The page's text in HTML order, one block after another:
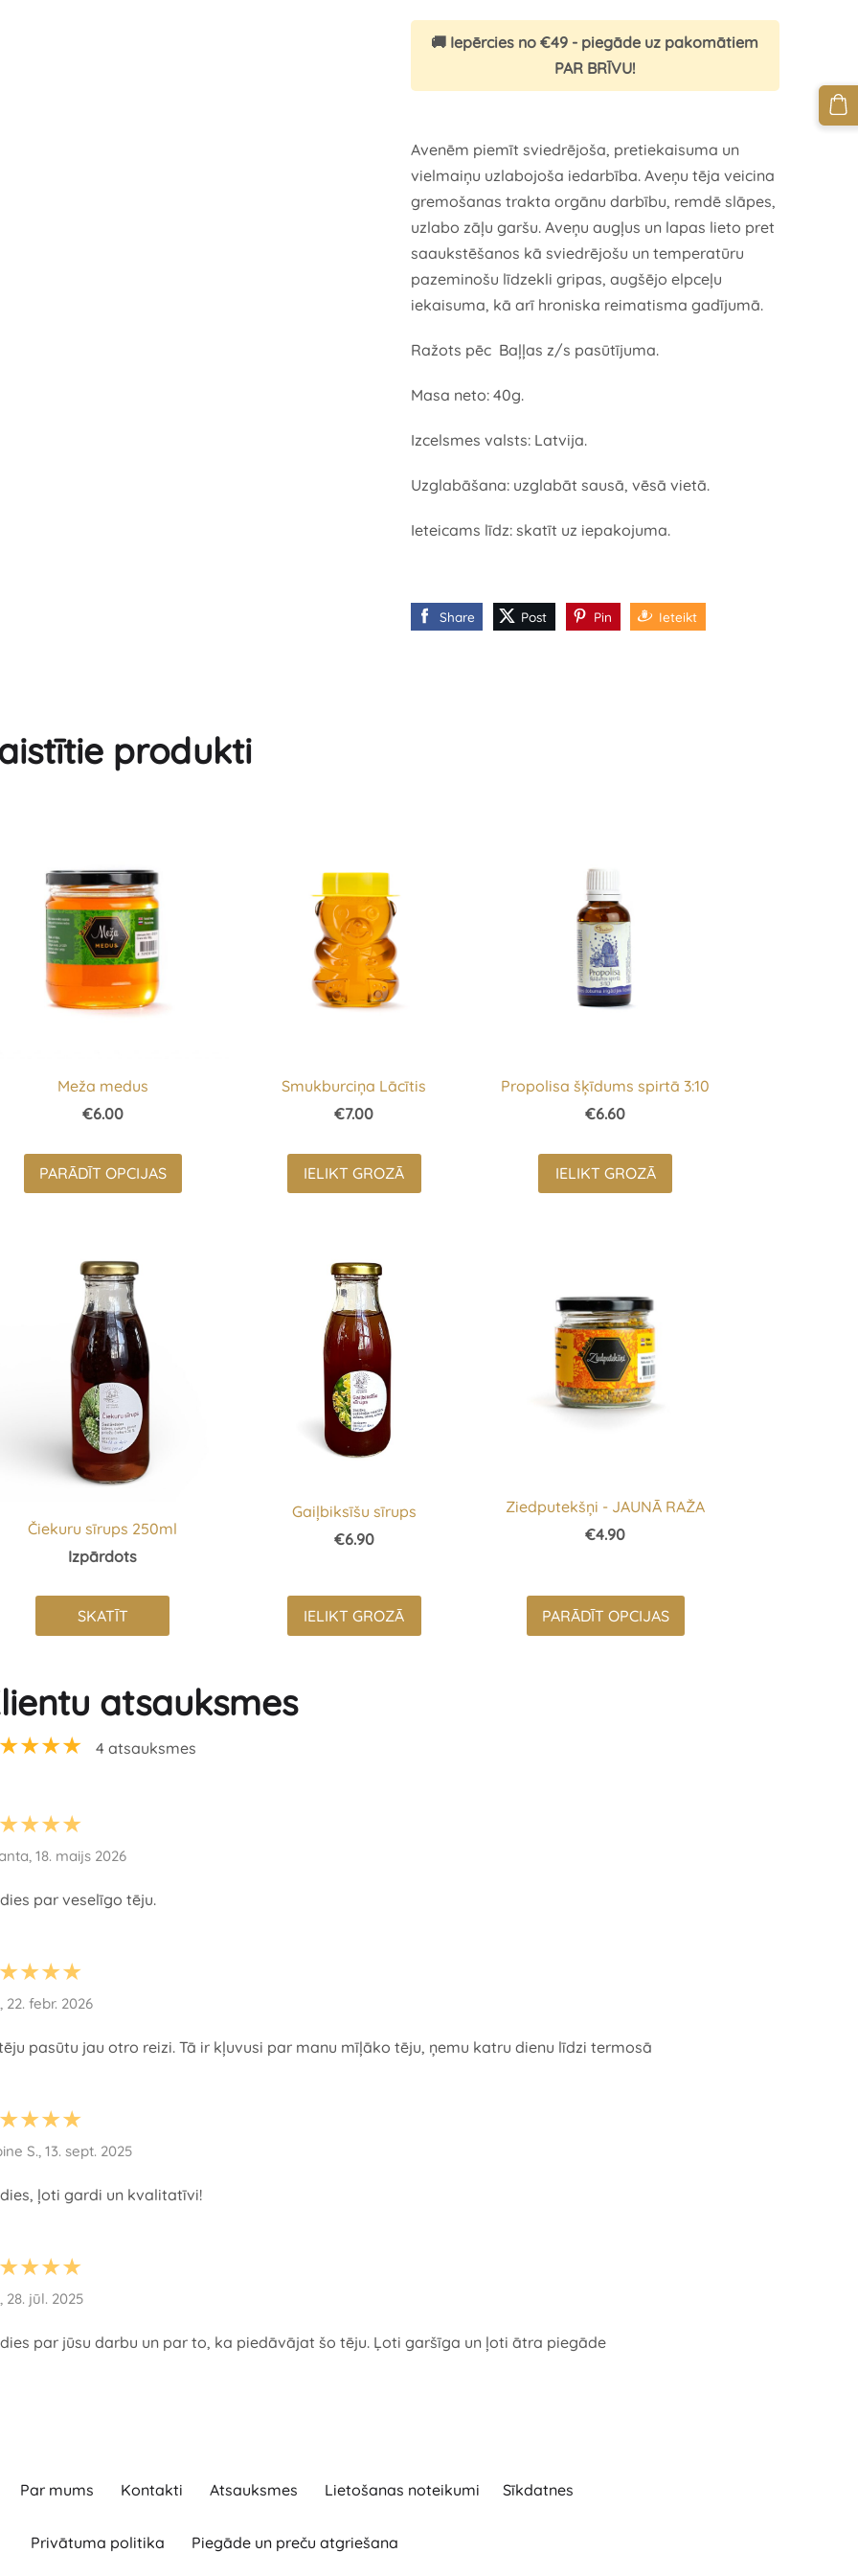
🚚 Iepērcies no €49 - piegāde uz pakomātiem
PAR BRĪVU!
Avenēm piemīt sviedrējoša, pretiekaisuma un
vielmaiņu uzlabojoša iedarbība. Aveņu tēja veicina
gremošanas trakta orgānu darbību, remdē slāpes,
uzlabo zāļu garšu. Aveņu augļus un lapas lieto pret
saaukstēšanos kā sviedrējošu un temperatūru
pazeminošu līdzekli gripas, augšējo elpceļu
iekaisuma, kā arī hroniska reimatisma gadījumā.
Ražots pēc Baļļas z/s pasūtījuma.
Masa neto: 40g.
Izcelsmes valsts: Latvija.
Uzglabāšana: uzglabāt sausā, vēsā vietā.
Ieteicams līdz: skatīt uz iepakojuma.
Share Post Pin Ieteikt
produkti
Meža medus
€6.00
PARĀDĪT OPCIJAS
Smukburciņa Lācītis
€7.00
IELIKT GROZĀ
Propolisa šķīdums spirtā 3:10
€6.60
IELIKT GROZĀ
Čiekuru sīrups 250ml
Izpārdots
SKATĪT
Gaiļbiksīšu sīrups
€6.90
IELIKT GROZĀ
Ziedputekšņi - JAUNĀ RAŽA
€4.90
PARĀDĪT OPCIJAS
atsauksmes
4 atsauksmes
18. maijs 2026
par veselīgo tēju.
22. febr. 2026
pasūtu jau otro reizi. Tā ir kļuvusi par manu mīļāko tēju, ņemu katru dienu līdzi termosā
S., 13. sept. 2025
ļoti gardi un kvalitatīvi!
28. jūl. 2025
par jūsu darbu un par to, ka piedāvājat šo tēju. Ļoti garšīga un ļoti ātra piegāde
Par mums Kontakti Atsauksmes Lietošanas noteikumi Sīkdatnes
Privātuma politika Piegāde un preču atgriešana